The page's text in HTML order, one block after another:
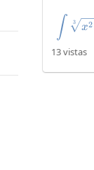
∫ 3 x2
13 vistas